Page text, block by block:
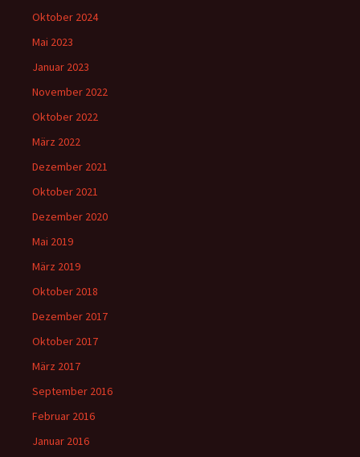
Oktober 2024
Mai 2023
Januar 2023
November 2022
Oktober 2022
März 2022
Dezember 2021
Oktober 2021
Dezember 2020
Mai 2019
März 2019
Oktober 2018
Dezember 2017
Oktober 2017
März 2017
September 2016
Februar 2016
Januar 2016